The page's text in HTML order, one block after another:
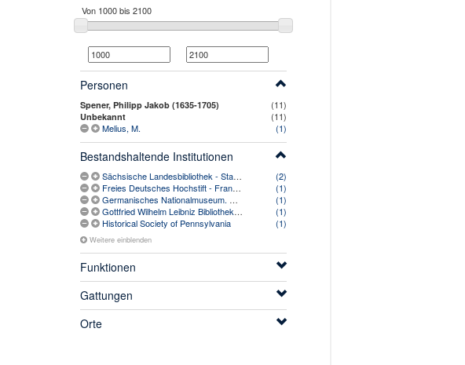
Personen
Spener, Philipp Jakob (1635-1705) (11)
Unbekannt
(11)
Melius, M.
(1)
Bestandshaltende Institutionen
Sächsische Landesbibliothek - Staats- und Universitätsbibliothek Dresden
(2)
Freies Deutsches Hochstift - Frankfurter Goethe-Museum
(1)
Germanisches Nationalmuseum. Historisches Archiv
(1)
Gottfried Wilhelm Leibniz Bibliothek - Niedersächsische Landesbibliothek
(1)
Historical Society of Pennsylvania
(1)
Weitere einblenden
Funktionen
Gattungen
Orte